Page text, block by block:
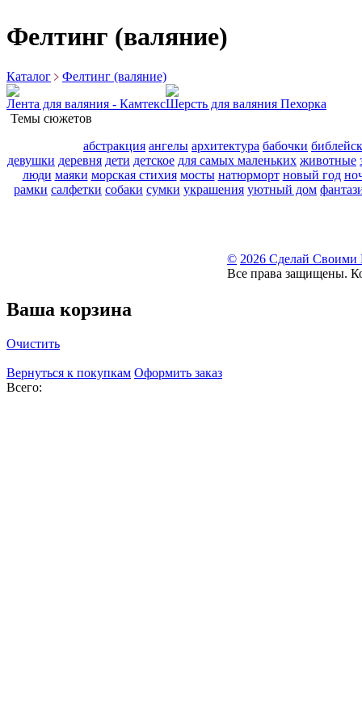
Фелтинг (валяние)
Каталог
Фелтинг (валяние)
Лента для валяния - КамтексШерсть для валяния Пехорка
Темы сюжетов
абстракция ангелы архитектура бабочки
девушки деревня дети детское для самых маленьких животные
люди маяки морская стихия мосты натюрморт новый год
рамки салфетки собаки сумки украшения уютный дом
© 2026 Сделай Своими
Все права защищены.
Ваша корзина
Очистить
Вернуться к покупкам Оформить заказ
Всего: